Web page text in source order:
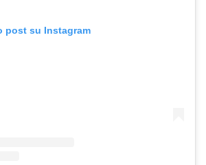
post su Instagram